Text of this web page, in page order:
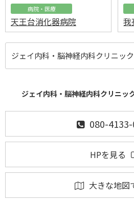
病院・医療
天王台消化器病院 我
ジェイ内科・脳神経内科クリニッ
ジェイ内科・脳神経内科クリニッ
080-
HPを見る
大きな地図